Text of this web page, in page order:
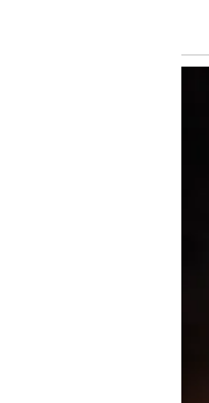
Tendo em vista a
avaliaram que seria
de empréstimo ao